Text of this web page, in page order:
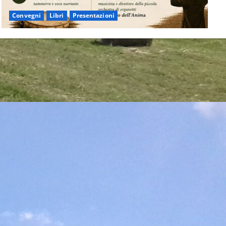
Convegni Libri Presentazioni